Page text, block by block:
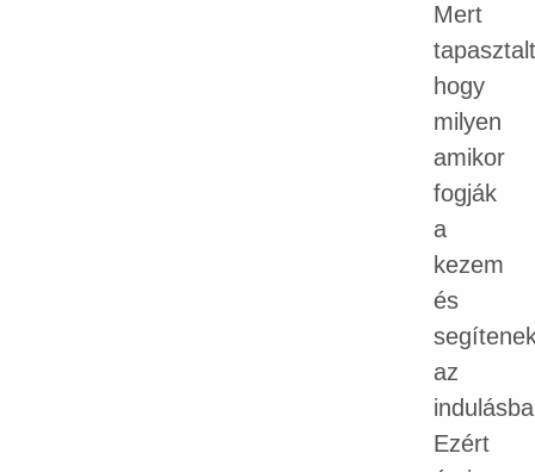
Mert
hogy
milyen
amikor
fogják
a
kezem
és
az
Ezért